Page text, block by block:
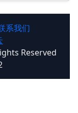
系我们
Reserved